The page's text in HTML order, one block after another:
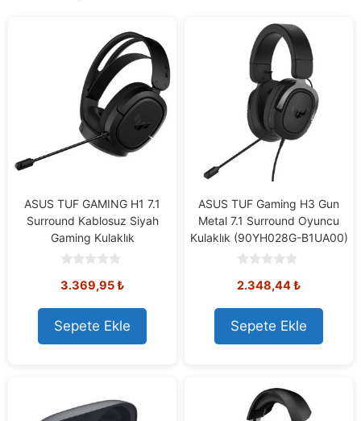
ASUS TUF GAMING H1 7.1
Surround Kablosuz Siyah
Gaming Kulaklık
o
t
o
f
5
3.369,95₺
Sepete Ekle
ASUS TUF Gaming H3 Gun
Metal 7.1 Surround Oyuncu
Kulaklık (90YH028G-B1UA00)
o
t
o
f
5
2.348,44₺
Sepete Ekle